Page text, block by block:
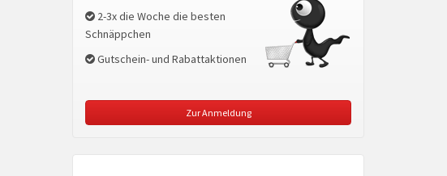
2-3x die Woche die besten
Schnäppchen
Gutschein- und Rabattaktionen
Zur Anmeldung